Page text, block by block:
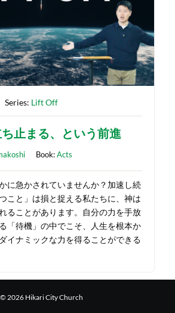
Series: Lift Off
止まる、という前進
Book:Acts
に急かされていませんか？加速し続
こと」は損と捉える私たちに、神は
ることがあります。自分の力を手放
「待機」の中でこそ、人生を根本か
イナミックな力を得ることができる
© 2026 Hikari City Church